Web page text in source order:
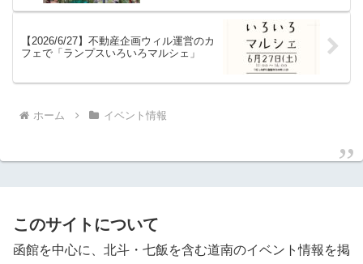
【2026/6/27】不動産企画ウィル運営のカ
フェで「ランプスいろいろマルシェ」
ホーム イベント情報
このサイトについて
函館を中心に、北斗・七飯を含む道南のイベント情報を掲